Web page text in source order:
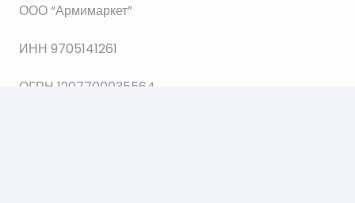
ООО “Армимаркет”
ИНН 9705141261
ОГРН 1207700035564